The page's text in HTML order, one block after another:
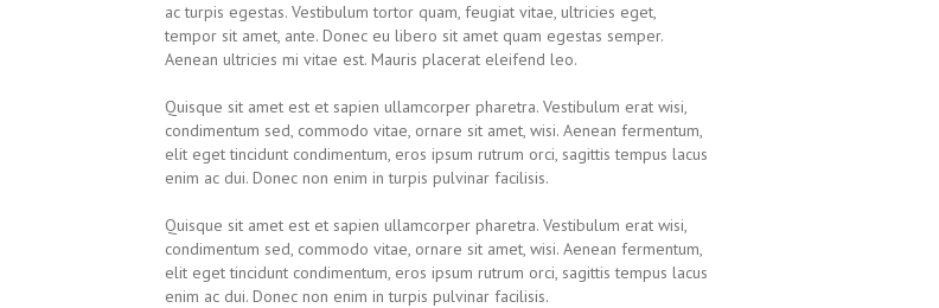
ac turpis egestas. Vestibulum tortor quam, feugiat vitae, ultricies eget,
tempor sit amet, ante. Donec eu libero sit amet quam egestas semper.
Aenean ultricies mi vitae est. Mauris placerat eleifend leo.
Quisque sit amet est et sapien ullamcorper pharetra. Vestibulum erat wisi,
condimentum sed, commodo vitae, ornare sit amet, wisi. Aenean fermentum,
elit eget tincidunt condimentum, eros ipsum rutrum orci, sagittis tempus lacus
enim ac dui. Donec non enim in turpis pulvinar facilisis.
Quisque sit amet est et sapien ullamcorper pharetra. Vestibulum erat wisi,
condimentum sed, commodo vitae, ornare sit amet, wisi. Aenean fermentum,
elit eget tincidunt condimentum, eros ipsum rutrum orci, sagittis tempus lacus
enim ac dui. Donec non enim in turpis pulvinar facilisis.